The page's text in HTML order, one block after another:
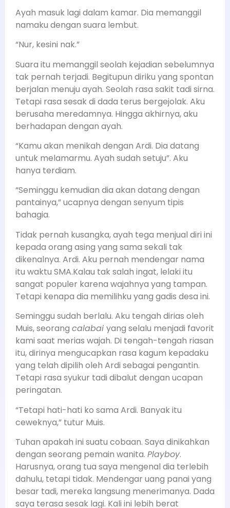
Ayah masuk lagi dalam kamar. Dia memanggil
namaku dengan suara lembut.
“Nur, kesini nak.”
Suara itu memanggil seolah kejadian sebelumnya
tak pernah terjadi. Begitupun diriku yang spontan
berjalan menuju ayah. Seolah rasa sakit tadi sirna.
Tetapi rasa sesak di dada terus bergejolak. Aku
berusaha meredamnya. Hingga akhirnya, aku
berhadapan dengan ayah.
“Kamu akan menikah dengan Ardi. Dia datang
untuk melamarmu. Ayah sudah setuju”. Aku
hanya terdiam.
“Seminggu kemudian dia akan datang dengan
pantainya,” ucapnya dengan senyum tipis
bahagia.
Tidak pernah kusangka, ayah tega menjual diri ini
kepada orang asing yang sama sekali tak
dikenalnya. Ardi. Aku pernah mendengar nama
itu waktu SMA.Kalau tak salah ingat, lelaki itu
sangat populer karena wajahnya yang tampan.
Tetapi kenapa dia memilihku yang gadis desa ini.
Seminggu sudah berlalu. Aku tengah dirias oleh
Muis, seorang calabai yang selalu menjadi favorit
kami saat merias wajah. Di tengah-tengah riasan
itu, dirinya mengucapkan rasa kagum kepadaku
yang telah dipilih oleh Ardi sebagai pengantin.
Tetapi rasa syukur tadi dibalut dengan ucapan
peringatan.
“Tetapi hati-hati ko sama Ardi. Banyak itu
ceweknya,” tutur Muis.
Tuhan apakah ini suatu cobaan. Saya dinikahkan
dengan seorang pemain wanita. Playboy.
Harusnya, orang tua saya mengenal dia terlebih
dahulu, tetapi tidak. Mendengar uang panai yang
besar tadi, mereka langsung menerimanya. Dada
saya terasa sesak lagi. Kali ini lebih berat